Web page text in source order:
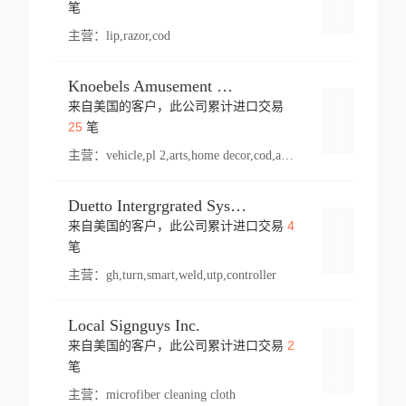
笔
主营： lip,razor,cod
Knoebels Amusement Resort
来自美国的客户，此公司累计进口交易
25笔
主营： vehicle,pl 2,arts,home decor,cod,amusement ride,sea
Duetto Intergrgrated Systems Inc.
来自美国的客户，此公司累计进口交易 4
笔
主营： gh,turn,smart,weld,utp,controller
Local Signguys Inc.
来自美国的客户，此公司累计进口交易 2
笔
主营： microfiber cleaning cloth